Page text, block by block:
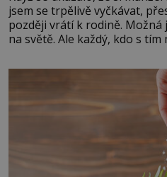
jsem se trpělivě vyčkávat,
později vrátí k rodině. Možná
na světě. Ale každý, kdo s
Když se ke mně doneslo, že